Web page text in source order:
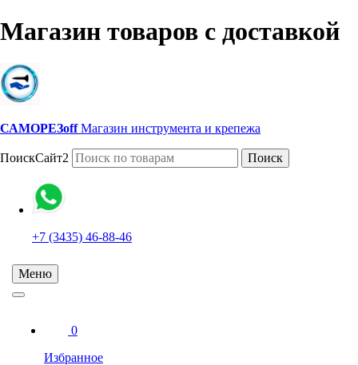
Магазин товаров с доставкой
САМОРЕЗoff Магазин инструмента и крепежа
ПоискСайт2 Поиск
+7 (3435) 46-88-46
Меню
0
Избранное